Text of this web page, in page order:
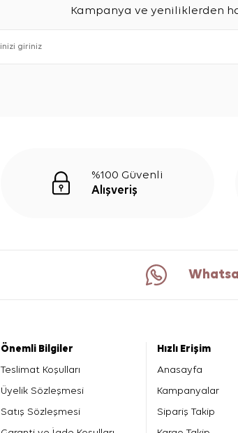
Kampanya ve yeniliklerden
%100 Güvenli
Alışveriş
Önemli Bilgiler
Teslimat Koşulları
Üyelik Sözleşmesi
Satış Sözleşmesi
Hızlı Erişim
Anasayfa
Kampanyalar
Sipariş Takip